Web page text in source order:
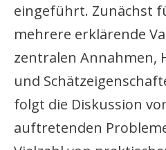
eingeführt. Zunächst
mehrere erklärende
zentralen Annahmen,
und
folgt die Diskussion
auftretenden